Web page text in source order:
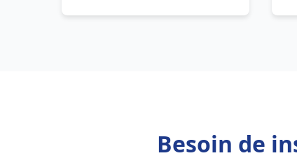
Besoin de